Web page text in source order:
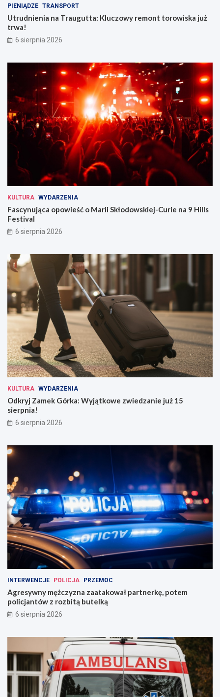
PIENIĄDZE TRANSPORT
Utrudnienia na Traugutta: Kluczowy remont torowiska już
trwa!
6 sierpnia 2026
KULTURA WYDARZENIA
Fascynująca opowieść o Marii Skłodowskiej-Curie na 9 Hills
Festival
6 sierpnia 2026
KULTURA WYDARZENIA
Odkryj Zamek Górka: Wyjątkowe zwiedzanie już 15
sierpnia!
6 sierpnia 2026
INTERWENCJE POLICJA PRZEMOC
Agresywny mężczyzna zaatakował partnerkę, potem
policjantów z rozbitą butelką
6 sierpnia 2026